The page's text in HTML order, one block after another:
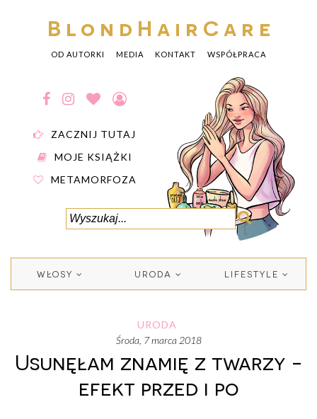
BlondHairCare
OD AUTORKI MEDIA KONTAKT WSPÓŁPRACA
ZACZNIJ TUTAJ
MOJE KSIĄŻKI
METAMORFOZA
WŁOSY URODA LIFESTYLE
URODA
środa, 7 marca 2018
Usunęłam znamię z twarzy -
efekt przed i po